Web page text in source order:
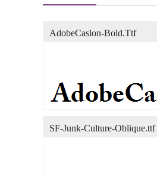
AdobeCaslon-Bold.Ttf
SF-Junk-Culture-Oblique.ttf